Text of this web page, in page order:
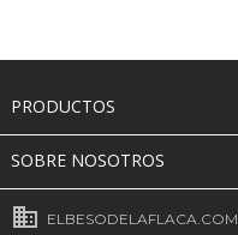
PRODUCTOS
SOBRE NOSOTROS
business ELBESODELAFLACA.COM